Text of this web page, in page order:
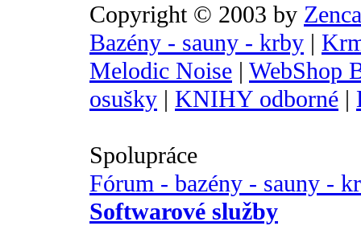
Copyright © 2003 by
Bazény - sauny - krby |
Melodic Noise | WebShop
osušky | KNIHY odborné |
Spolupráce
Fórum - bazény - sauny -
Softwarové služby